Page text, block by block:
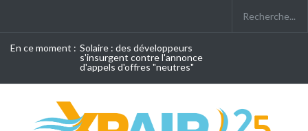
En ce moment : Solaire : des développeurs
s'insurgent contre l'annonce
d'appels d'offres "neutres"